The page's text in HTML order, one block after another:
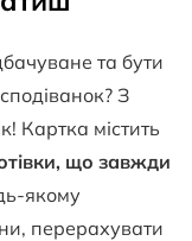
та бути
З
Картка містить
що завжди
якому
перерахувати